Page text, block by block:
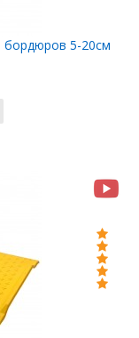
бордюров 5-20см